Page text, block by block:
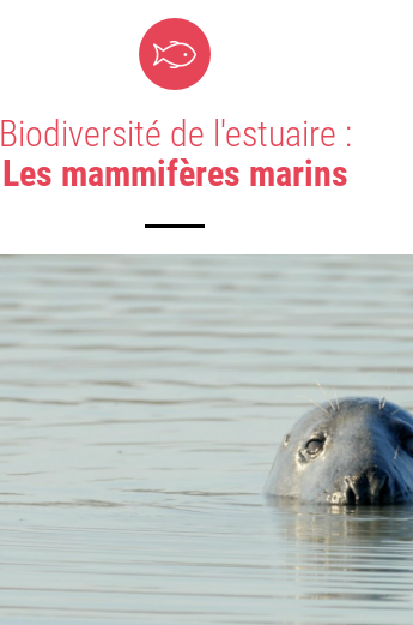
Biodiversité de l'estuaire :
Les mammifères marins